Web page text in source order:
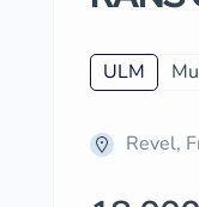
ULM
Revel,